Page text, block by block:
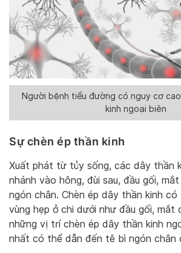
Người bệnh tiểu đường có nguy cơ
kinh ngoại biên
Sự chèn ép thần kinh
Xuất phát từ tủy sống, các dây thần
nhánh vào hông, đùi sau, đầu gối,
ngón chân. Chèn ép dây thần kinh
vùng hẹp ở chi dưới như đầu gối, mắt
những vị trí chèn ép dây thần kinh
nhất có thể dẫn đến tê bì ngón chân